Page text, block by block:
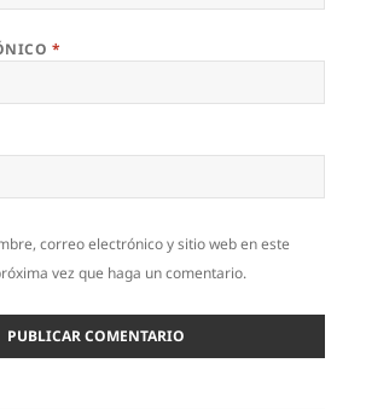
*
correo electrónico y sitio web en este
vez que haga un comentario.